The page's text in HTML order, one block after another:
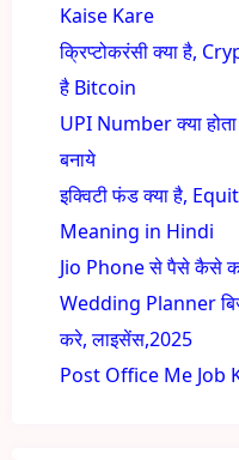
Kaise Kare
क्रिप्टोकरंसी क्या है,
है Bitcoin
UPI Number क्या
बनाये
इक्विटी फंड क्या है,
Meaning in Hindi
Jio Phone से पैसे कैसे
Wedding Planner
करे, लाइसेंस,2025
Post Office Me Job